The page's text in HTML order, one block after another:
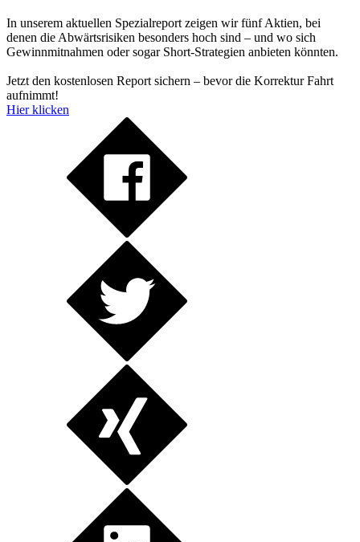
In unserem aktuellen Spezialreport zeigen wir fünf Aktien, bei
denen die Abwärtsrisiken besonders hoch sind – und wo sich
Gewinnmitnahmen oder sogar Short-Strategien anbieten könnten.
Jetzt den kostenlosen Report sichern – bevor die Korrektur Fahrt
aufnimmt!
Hier klicken